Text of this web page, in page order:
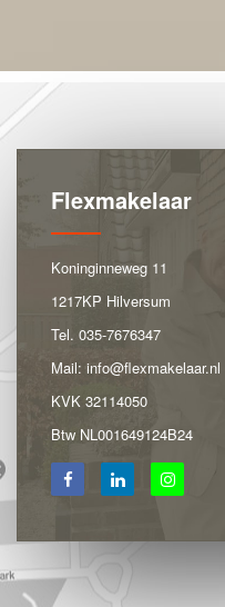
Flexmakelaar
Koninginneweg 11
1217KP Hilversum
Tel. 035-7676347
Mail: info@flexmakelaar.nl
KVK 32114050
Btw NL001649124B24